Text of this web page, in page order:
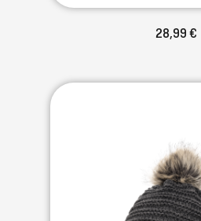
28,99 €